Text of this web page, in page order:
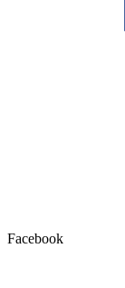
Facebook